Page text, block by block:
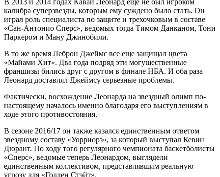
В 2013 и 2014 годах Кавай Леонард еще не был игроком
калибра суперзвезды, которым ему суждено было стать. Он
играл роль специалиста по защите и трехочковым в составе
«Сан-Антонио Сперс», ведомых тогда Тимом Данканом, Тони
Паркером и Ману Джинобили.
В то же время Леброн Джеймс все еще защищал цвета
«Майами Хит». Два года подряд эти могущественные
франшизы бились друг с другом в финале НБА. И оба раза
Леонард доставлял Джеймсу серьезные проблемы.
Фактически, восхождение Леонарда на звездный олимп по-
настоящему началось именно благодаря его выступлениям в
ходе этого противостояния.
В сезоне 2016/17 он также казался единственным ответом
звездному составу «Уорриорз», за который выступал Кевин
Дюрант. По ходу того регулярного чемпионата баскетболисты
«Сперс», ведомые теперь Леонардом, выглядели
единственным коллективом, представлявшим реальную
угрозу для «Голден Стэйт».